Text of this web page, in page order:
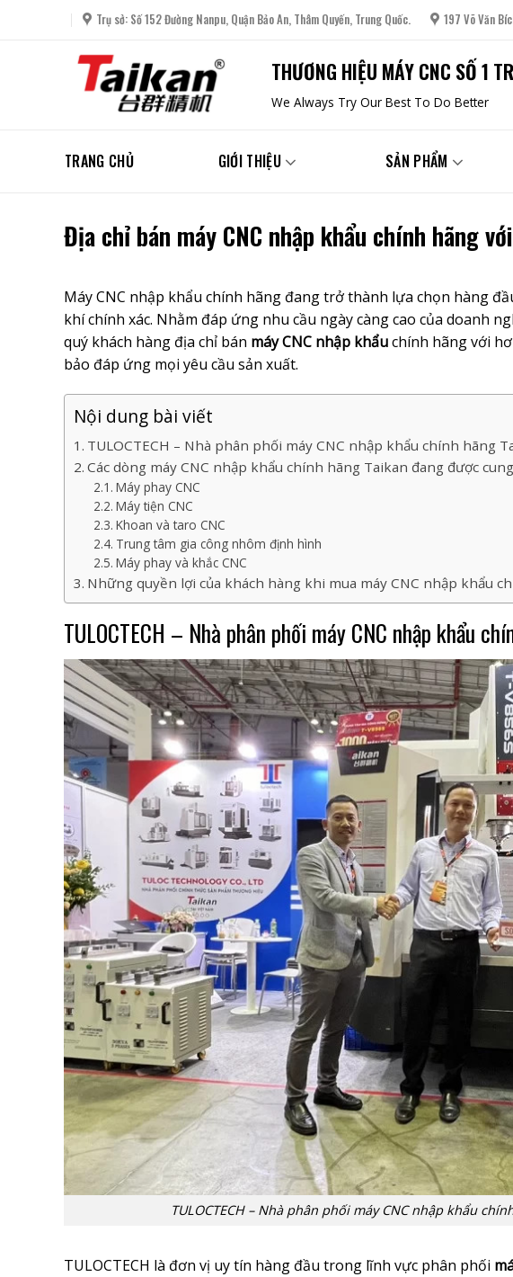
Trụ sở: Số 152 Đường Nanpu, Quận Bảo An, Thâm Quyến, Trung Quốc. 197 Võ Văn
THƯƠNG HIỆU MÁY CNC SỐ 1
We Always Try Our Best To Do Better
TRANG CHỦ GIỚI THIỆU SẢN PHẨM
Địa chỉ bán máy CNC nhập khẩu chính hãng
Máy CNC nhập khẩu chính hãng đang trở thành lựa chọn hàng
khí chính xác. Nhằm đáp ứng nhu cầu ngày càng cao của doanh
quý khách hàng địa chỉ bán máy CNC nhập khẩuchính hãng với
bảo đáp ứng mọi yêu cầu sản xuất.
Nội dung bài viết
TULOCTECH – Nhà phân phối máy CNC nhập khẩu chính hãng
Các dòng máy CNC nhập khẩu chính hãng Taikan đang được
Máy phay CNC
Máy tiện CNC
Khoan và taro CNC
Trung tâm gia công nhôm định hình
Máy phay và khắc CNC
Những quyền lợi của khách hàng khi mua máy CNC nhập khẩu
TULOCTECH – Nhà phân phối máy CNC nhập khẩu
TULOCTECH – Nhà phân phối máy CNC nhập khẩu
TULOCTECH là đơn vị uy tín hàng đầu trong lĩnh vực phân phối